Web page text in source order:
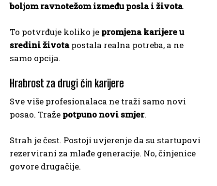
boljom ravnotežom između posla i života.
To potvrđuje koliko je promjena karijere u
sredini životapostala realna potreba, a ne
samo opcija.
Hrabrost za drugi čin karijere
Sve više profesionalaca ne traži samo novi
posao. Traže potpuno novi smjer.
Strah je čest. Postoji uvjerenje da su startupovi
rezervirani za mlađe generacije. No, činjenice
govore drugačije.